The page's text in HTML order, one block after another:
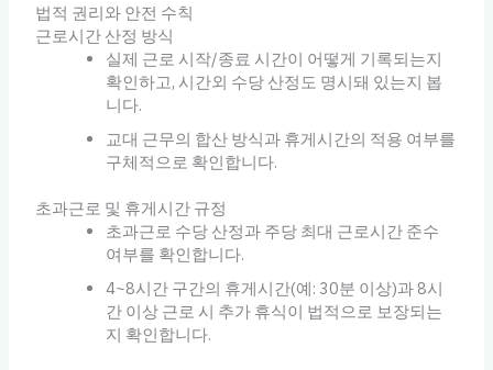
법적 권리와 안전 수칙
근로시간 산정 방식
실제 근로 시작/종료 시간이 어떻게 기록되는지
확인하고, 시간외 수당 산정도 명시돼 있는지 봅
니다.
교대 근무의 합산 방식과 휴게시간의 적용 여부를
구체적으로 확인합니다.
초과근로 및 휴게시간 규정
초과근로 수당 산정과 주당 최대 근로시간 준수
여부를 확인합니다.
4~8시간 구간의 휴게시간(예: 30분 이상)과 8시
간 이상 근로 시 추가 휴식이 법적으로 보장되는
지 확인합니다.